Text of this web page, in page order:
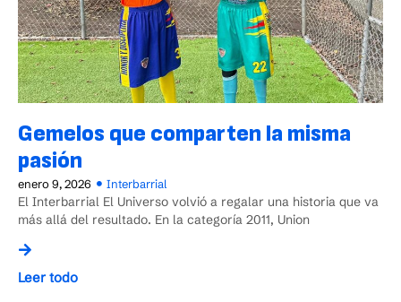
Gemelos que comparten la misma
pasión
enero 9, 2026 Interbarrial
El Interbarrial El Universo volvió a regalar una historia que va
más allá del resultado. En la categoría 2011, Union
Leer todo